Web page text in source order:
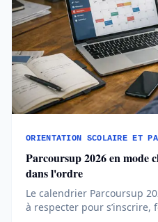
ORIENTATION SCOLAIRE ET
Parcoursup 2026 en mode
dans l'ordre
Le calendrier Parcoursup
à respecter pour